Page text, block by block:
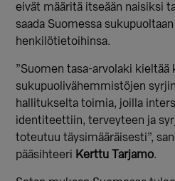
eivät määritä itseään naisiksi
saada Suomessa
henkilötietoihinsa.
”Suomen tasa-arvolaki kieltää
sukupuolivähemmistöjen
hallitukselta toimia, joilla
identiteettiin, terveyteen ja
toteutuu täysimääräisesti”,
pääsihteeri Kerttu Tarjamo.